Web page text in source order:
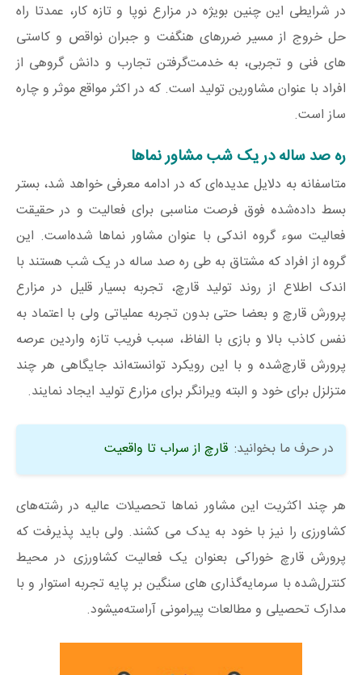
در شرایطی این چنین بویژه در مزارع نوپا و تازه کار، عمدتا راه
حل خروج از مسیر ضررهای هنگفت و جبران نواقص و کاستی
های فنی و تجربی، به خدمت‌گرفتن تجارب و دانش گروهی از
افراد با عنوان مشاورین تولید است. که در اکثر مواقع موثر و چاره
ساز است.
ره صد ساله در یک شب مشاور نماها
متاسفانه به دلایل عدیده‌ای که در ادامه معرفی خواهد شد، بستر
بسط داده‌شده فوق فرصت مناسبی برای فعالیت و در حقیقت
فعالیت سوء گروه اندکی با عنوان مشاور نماها شده‌است. این
گروه از افراد که مشتاق به طی ره صد ساله در یک شب هستند با
اندک اطلاع از روند تولید قارچ، تجربه بسیار قلیل در مزارع
پرورش قارچ و بعضا حتی بدون تجربه عملیاتی ولی با اعتماد به
نفس کاذب بالا و بازی با الفاظ، سبب فریب تازه واردین عرصه
پرورش قارچ‌شده و با این رویکرد توانسته‌اند جایگاهی هر چند
متزلزل برای خود و البته ویرانگر برای مزارع تولید ایجاد نمایند.
در حرف ما بخوانید: قارچ از سراب تا واقعیت
هر چند اکثریت این مشاور نماها تحصیلات عالیه در رشته‌های
کشاورزی را نیز با خود به یدک می کشند. ولی باید پذیرفت که
پرورش قارچ خوراکی بعنوان یک فعالیت کشاورزی در محیط
کنترل‌شده با سرمایه‌گذاری های سنگین بر پایه تجربه استوار و با
مدارک تحصیلی و مطالعات پیرامونی آراسته‌میشود.